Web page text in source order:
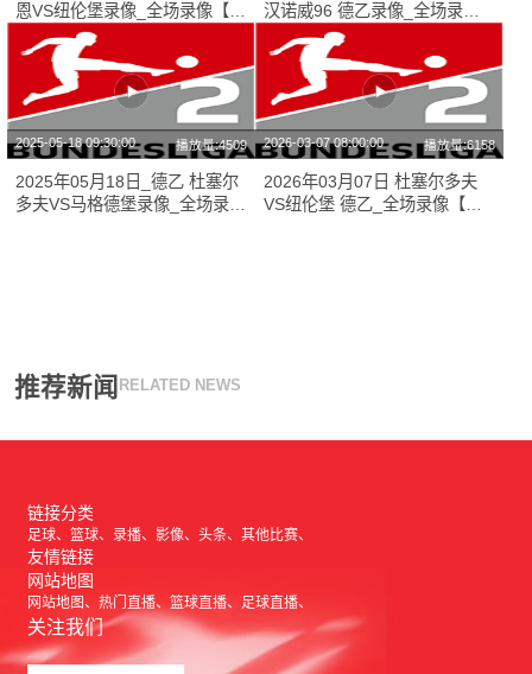
恩VS纽伦堡录像_全场录像【视
频集锦】
汉诺威96 德乙录像_全场录像
【高清回放】
2025-05-18 09:30:00 播放量:4509
2025年05月18日_德乙 杜塞尔
多夫VS马格德堡录像_全场录像
2026-03-07 08:00:00 播放量:6158
2026年03月07日 杜塞尔多夫
VS纽伦堡 德乙_全场录像【视
推荐新闻 RELATED NEWS
链接分类
足球 篮球 录播 影像 头条 其他比赛
友情链接
网站地图
网站地图 热门直播 篮球直播 足球直播
关注我们